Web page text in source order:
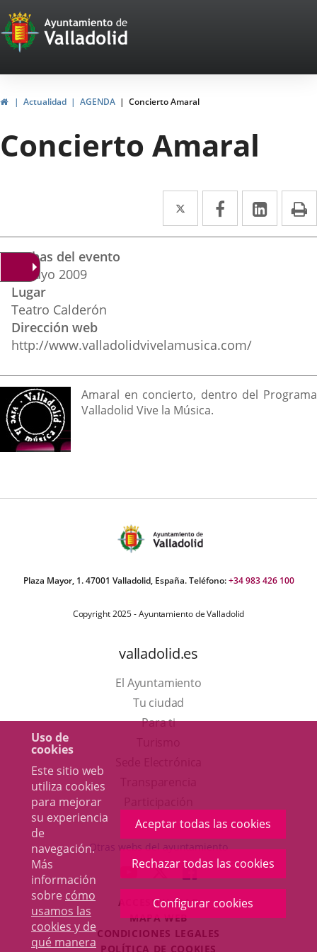
Uso de
cookies
Este sitio web
utiliza cookies
para mejorar
su experiencia
de
navegación.
Más
información
sobre cómo
usamos las
cookies y de
qué manera
Aceptar todas las cookies
Rechazar todas las cookies
Configurar cookies
Portal
Web
del
Ayuntamiento
de
Valladolid
InicioActualidad AGENDA Concierto Amaral
Concierto Amaral
Twitter
Enlace
a
Facebook
Enlace
a
Enlace
a
evento
Fechas del evento
mayo 2009
Lugar
Teatro Calderón
Dirección web
http://www.valladolidvivelamusica.com/
DescripciónAmaral en concierto, dentro del Programa
Valladolid Vive la Música.
Plaza Mayor, 1. 47001 Valladolid, España. Teléfono:+34 983 426 100
Copyright 2025 - Ayuntamiento de Valladolid
valladolid.es
El Ayuntamiento
Tu ciudad
Para ti
en
una
ventana
nueva.
aplicación
externa.
Otras webs del ayuntamiento
ENLACE
A
UNA
APLICACIÓN
EXTERNA.
ENLACE
A
UNA
APLICACIÓN
EXTERNA.
ENLACE
A
UNA
EXTERNA.
ACCESIBILIDAD
MAPA WEB
CONDICIONES LEGALES
POLÍTICA DE COOKIES